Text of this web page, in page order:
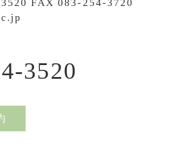
FAX 083-254-3720
3520